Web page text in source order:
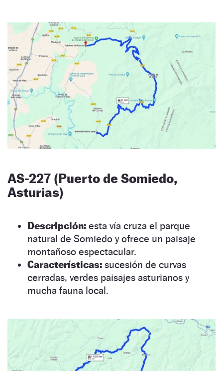
AS-227 (Puerto de Somiedo,
Asturias)
Descripción: esta vía cruza el parque
natural de Somiedo y ofrece un paisaje
montañoso espectacular.
Características: sucesión de curvas
cerradas, verdes paisajes asturianos y
mucha fauna local.